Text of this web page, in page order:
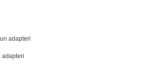
adapteri
adapteri